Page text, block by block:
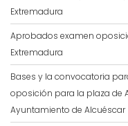
Extremadura
Aprobados examen
Extremadura
Bases y la convocatoria
oposición para la plaza de
Ayuntamiento de Alcuéscar